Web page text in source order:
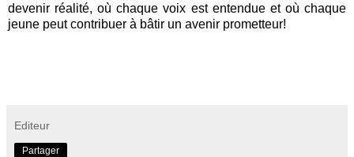
devenir réalité, où chaque voix est entendue et où chaque
jeune peut contribuer à bâtir un avenir prometteur!
Editeur
Partager